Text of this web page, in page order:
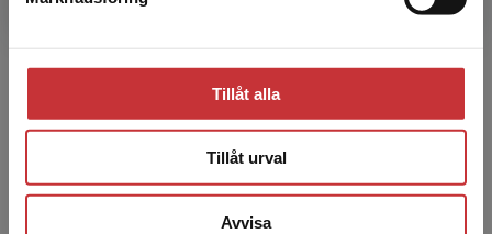
Tillåt alla
Tillåt urval
Avvisa
förskolan? Hur kommer man vidare från
skräpplockarrundor och sopsortering? Hur
inkl. moms